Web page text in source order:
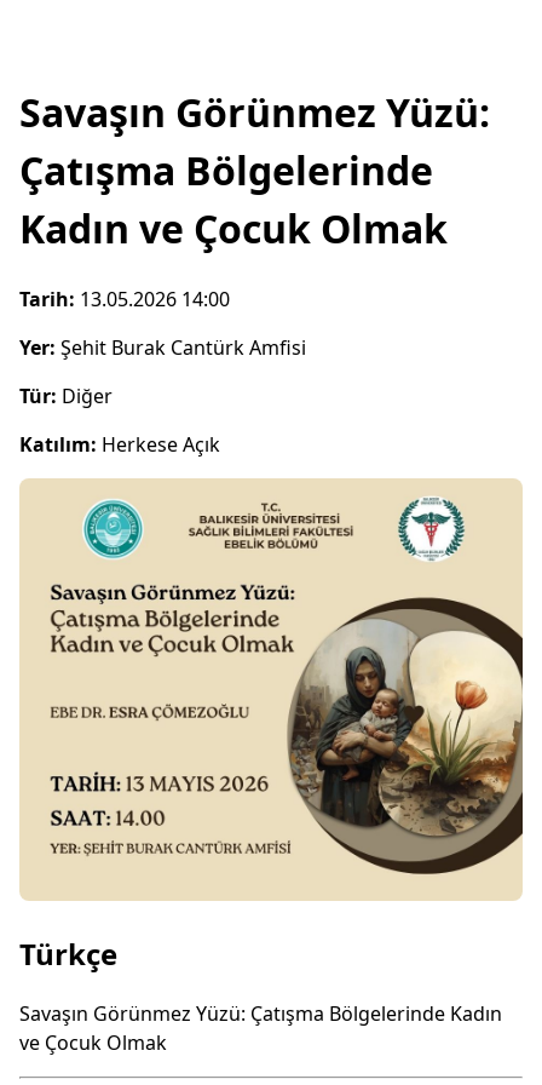
Savaşın Görünmez Yüzü:
Çatışma Bölgelerinde
Kadın ve Çocuk Olmak
Tarih: 13.05.2026 14:00
Yer: Şehit Burak Cantürk Amfisi
Tür: Diğer
Katılım: Herkese Açık
Türkçe
Savaşın Görünmez Yüzü: Çatışma Bölgelerinde Kadın
ve Çocuk Olmak